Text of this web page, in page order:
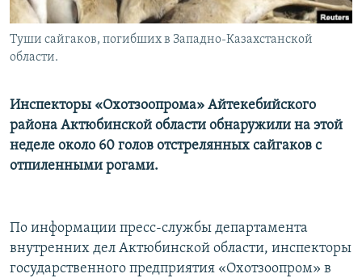
Туши сайгаков, погибших в Западно-Казахстанской
области.
Инспекторы «Охотзоопрома» Айтекебийского
района Актюбинской области обнаружили на этой
неделе около 60 голов отстрелянных сайгаков с
отпиленными рогами.
По информации пресс-службы департамента
внутренних дел Актюбинской области, инспекторы
государственного предприятия «Охотзоопром» в